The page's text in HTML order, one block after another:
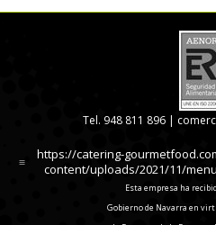
Tel. 948 811 896 |
https://catering-
content/uploads/2021/11/
Esta empresa ha
Gobierno de Navarra en